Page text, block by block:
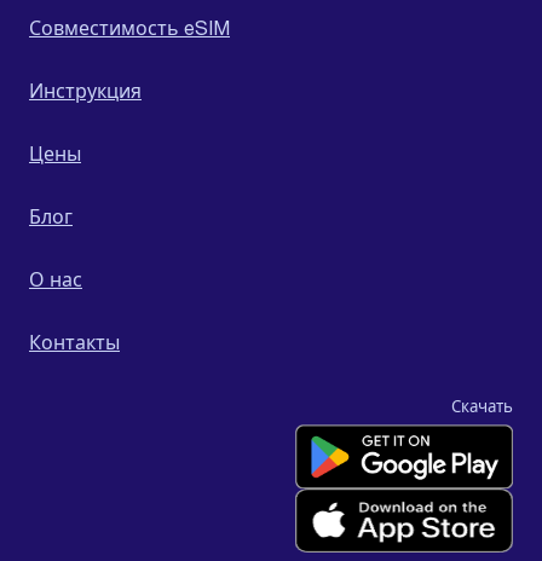
Совместимость eSIM
Инструкция
Цены
Блог
О нас
Контакты
Скачать